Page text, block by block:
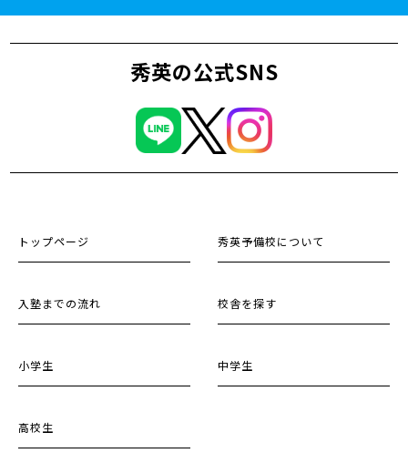
秀英の公式SNS
トップページ 秀英予備校について
入塾までの流れ 校舎を探す
小学生 中学生
高校生